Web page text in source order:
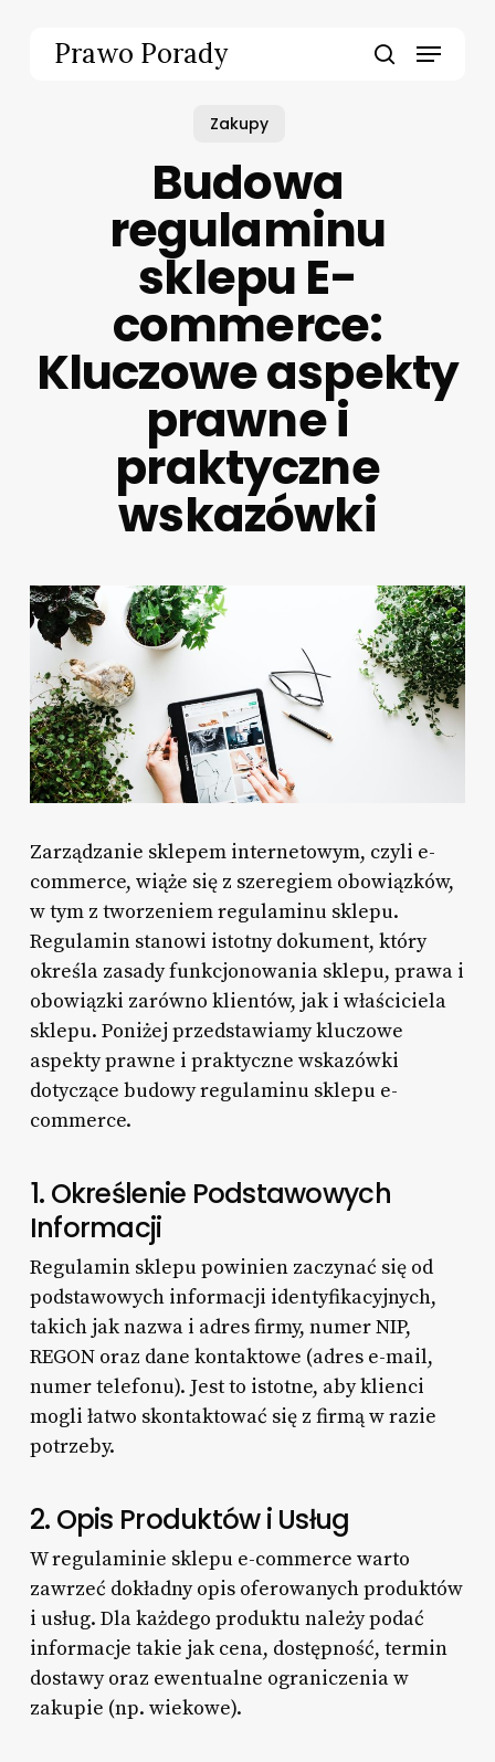
Prawo Porady Menu
Zakupy
Budowa
regulaminu
sklepu E-
commerce:
Kluczowe aspekty
prawne i
praktyczne
wskazówki
Zarządzanie sklepem internetowym, czyli e-
commerce, wiąże się z szeregiem obowiązków,
w tym z tworzeniem regulaminu sklepu.
Regulamin stanowi istotny dokument, który
określa zasady funkcjonowania sklepu, prawa i
obowiązki zarówno klientów, jak i właściciela
sklepu. Poniżej przedstawiamy kluczowe
aspekty prawne i praktyczne wskazówki
dotyczące budowy regulaminu sklepu e-
commerce.
1. Określenie Podstawowych
Informacji
Regulamin sklepu powinien zaczynać się od
podstawowych informacji identyfikacyjnych,
takich jak nazwa i adres firmy, numer NIP,
REGON oraz dane kontaktowe (adres e-mail,
numer telefonu). Jest to istotne, aby klienci
mogli łatwo skontaktować się z firmą w razie
potrzeby.
2. Opis Produktów i Usług
W regulaminie sklepu e-commerce warto
zawrzeć dokładny opis oferowanych produktów
i usług. Dla każdego produktu należy podać
informacje takie jak cena, dostępność, termin
dostawy oraz ewentualne ograniczenia w
zakupie (np. wiekowe).